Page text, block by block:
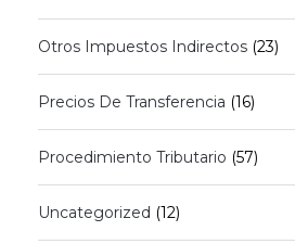
Otros Impuestos Indirectos (23)
Precios De Transferencia (16)
Procedimiento Tributario (57)
Uncategorized (12)